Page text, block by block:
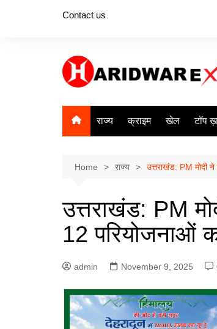
Contact us
राज्य क्राइम खेल टॉप
Home राज्य उत्तराखंड: PM मोदी
उत्तराखंड: PM
12 परियोजनाओं
admin November 9, 2025